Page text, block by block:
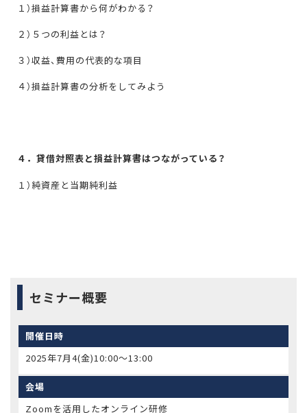
１）損益計算書から何がわかる？
２）５つの利益とは？
３）収益、費用の代表的な項目
４）損益計算書の分析をしてみよう
４．貸借対照表と損益計算書はつながっている？
１）純資産と当期純利益
セミナー概要
開催日時
2025年7月4(金)10:00〜13:00
会場
Zoomを活用したオンライン研修